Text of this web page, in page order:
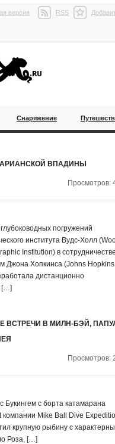
версия RSS
Снаряжение
ВПАДИНЫ
Просмотров:
погружений
института Вудс-Холл
Institution) в
Джона Хопкинса (Johns Hopkins
дистанционно
[…]
ВСТРЕЧИ В МИЛН-БЭЙ,
Просмотров:
Букингем с борта катамарана
компании Mike Ball Dive
крупную рыбину с
Роза, […]